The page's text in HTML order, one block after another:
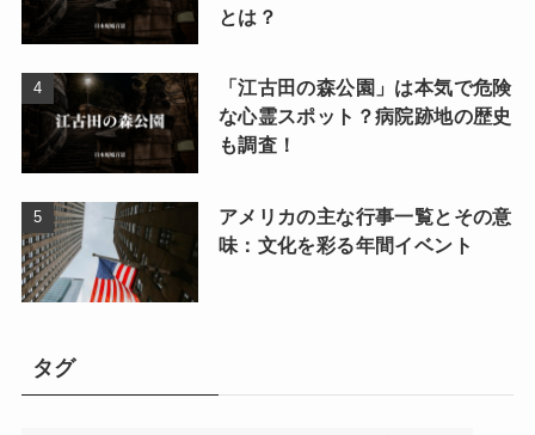
とは？
「江古田の森公園」は本気で危険
な心霊スポット？病院跡地の歴史
も調査！
アメリカの主な行事一覧とその意
味：文化を彩る年間イベント
タグ